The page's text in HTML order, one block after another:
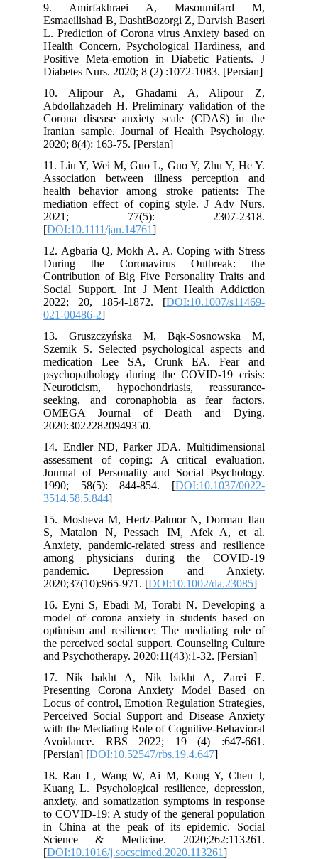
9. Amirfakhraei A, Masoumifard M,
Esmaeilishad B, DashtBozorgi Z, Darvish Baseri
L. Prediction of Corona virus Anxiety based on
Health Concern, Psychological Hardiness, and
Positive Meta-emotion in Diabetic Patients. J
Diabetes Nurs. 2020; 8 (2) :1072-1083. [Persian]
10. Alipour A, Ghadami A, Alipour Z,
Abdollahzadeh H. Preliminary validation of the
Corona disease anxiety scale (CDAS) in the
Iranian sample. Journal of Health Psychology.
2020; 8(4): 163-75. [Persian]
11. Liu Y, Wei M, Guo L, Guo Y, Zhu Y, He Y.
Association between illness perception and
health behavior among stroke patients: The
mediation effect of coping style. J Adv Nurs.
2021; 77(5): 2307-2318.
[DOI:10.1111/jan.14761
12. Agbaria Q, Mokh A. A. Coping with Stress
During the Coronavirus Outbreak: the
Contribution of Big Five Personality Traits and
Social Support. Int J Ment Health Addiction
2022; 20, 1854-1872. [DOI:10.1007/s11469-
021-00486-2
13. Gruszczyńska M, Bąk-Sosnowska M,
Szemik S. Selected psychological aspects and
medication Lee SA, Crunk EA. Fear and
psychopathology during the COVID-19 crisis:
Neuroticism, hypochondriasis, reassurance-
seeking, and coronaphobia as fear factors.
OMEGA Journal of Death and Dying.
2020:30222820949350.
14. Endler ND, Parker JDA. Multidimensional
assessment of coping: A critical evaluation.
Journal of Personality and Social Psychology.
1990; 58(5): 844-854. [DOI:10.1037/0022-
3514.58.5.844
15. Mosheva M, Hertz-Palmor N, Dorman Ilan
S, Matalon N, Pessach IM, Afek A, et al.
Anxiety, pandemic-related stress and resilience
among physicians during the COVID-19
pandemic. Depression and Anxiety.
2020;37(10):965-971. [DOI:10.1002/da.23085
16. Eyni S, Ebadi M, Torabi N. Developing a
model of corona anxiety in students based on
optimism and resilience: The mediating role of
the perceived social support. Counseling Culture
and Psychotherapy. 2020;11(43):1-32. [Persian]
17. Nik bakht A, Nik bakht A, Zarei E.
Presenting Corona Anxiety Model Based on
Locus of control, Emotion Regulation Strategies,
Perceived Social Support and Disease Anxiety
with the Mediating Role of Cognitive-Behavioral
Avoidance. RBS 2022; 19 (4) :647-661.
[Persian] [DOI:10.52547/rbs.19.4.647
18. Ran L, Wang W, Ai M, Kong Y, Chen J,
Kuang L. Psychological resilience, depression,
anxiety, and somatization symptoms in response
to COVID-19: A study of the general population
in China at the peak of its epidemic. Social
Science & Medicine. 2020;262:113261.
[DOI:10.1016/j.socscimed.2020.113261